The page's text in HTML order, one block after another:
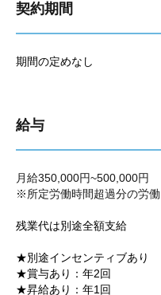
契約期間
期間の定めなし
給与
月給350,000円~500,000円
※所定労働時間超過分の労
残業代は別途全額支給
★別途インセンティブあり
★賞与あり：年2回
★昇給あり：年1回